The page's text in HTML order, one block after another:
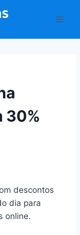
30%
descontos
dia para
online.